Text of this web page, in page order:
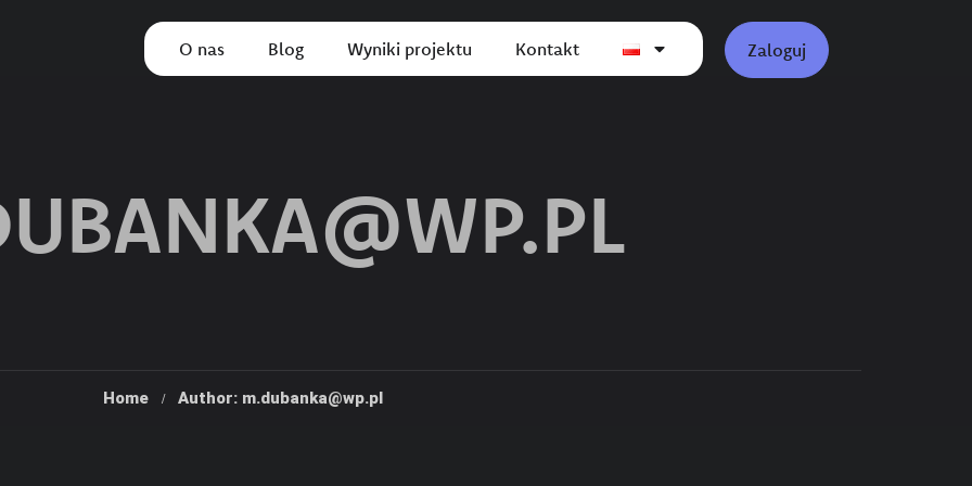
O nas Blog Wyniki projektu Kontakt Zaloguj
Home Author: m.dubanka@wp.pl